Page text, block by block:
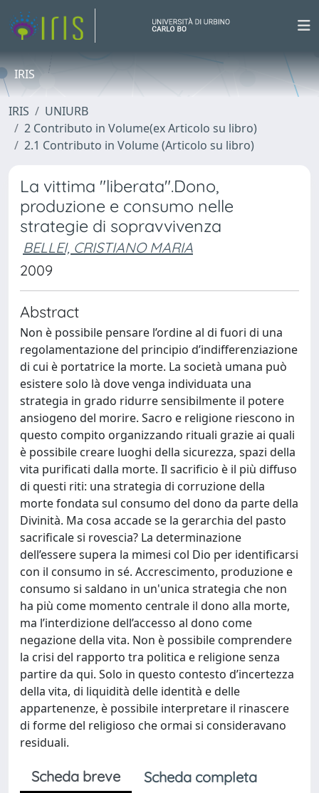
IRIS
IRIS
UNIURB
2 Contributo in Volume(ex Articolo su libro)
2.1 Contributo in Volume (Articolo su libro)
La vittima "liberata".Dono,
produzione e consumo nelle
strategie di sopravvivenza
BELLEI, CRISTIANO MARIA
2009
Abstract
Non è possibile pensare l’ordine al di fuori di una
regolamentazione del principio d’indifferenziazione
di cui è portatrice la morte. La società umana può
esistere solo là dove venga individuata una
strategia in grado ridurre sensibilmente il potere
ansiogeno del morire. Sacro e religione riescono in
questo compito organizzando rituali grazie ai quali
è possibile creare luoghi della sicurezza, spazi della
vita purificati dalla morte. Il sacrificio è il più diffuso
di questi riti: una strategia di corruzione della
morte fondata sul consumo del dono da parte della
Divinità. Ma cosa accade se la gerarchia del pasto
sacrificale si rovescia? La determinazione
dell’essere supera la mimesi col Dio per identificarsi
con il consumo in sé. Accrescimento, produzione e
consumo si saldano in un'unica strategia che non
ha più come momento centrale il dono alla morte,
ma l’interdizione dell’accesso al dono come
negazione della vita. Non è possibile comprendere
la crisi del rapporto tra politica e religione senza
partire da qui. Solo in questo contesto d’incertezza
della vita, di liquidità delle identità e delle
appartenenze, è possibile interpretare il rinascere
di forme del religioso che ormai si consideravano
residuali.
Scheda breve
Scheda completa